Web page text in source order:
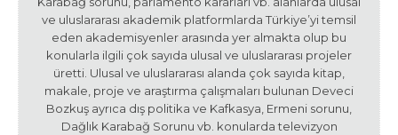
ve uluslararası akademik platformlarda Türkiye’yi temsil
eden akademisyenler arasında yer almakta olup bu
konularla ilgili çok sayıda ulusal ve uluslararası projeler
üretti. Ulusal ve uluslararası alanda çok sayıda kitap,
makale, proje ve araştırma çalışmaları bulunan Deveci
Bozkuş ayrıca dış politika ve Kafkasya, Ermeni sorunu,
Dağlık Karabağ Sorunu vb. konularda televizyon